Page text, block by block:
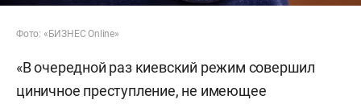
Фото: «БИЗНЕС Online»
«В очередной раз киевский режим совершил
циничное преступление, не имеющее